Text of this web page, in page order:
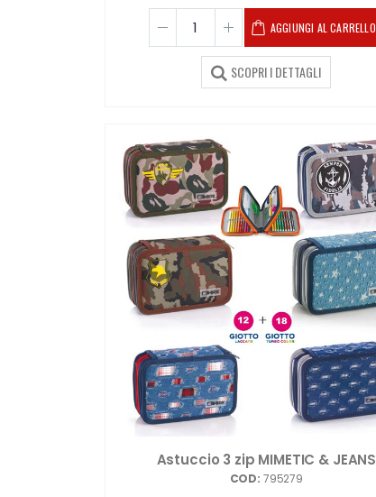
AGGIUNGI AL CARRELLO
SCOPRI I DETTAGLI
Astuccio 3 zip MIMETIC & JEANS
COD: 795279